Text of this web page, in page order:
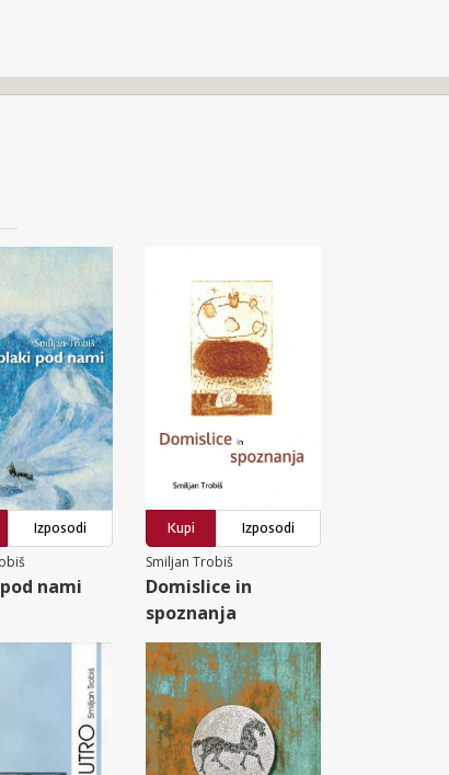
Izposodi
nami
Kupi
Izposodi
Smiljan Trobiš
Domislice in
spoznanja